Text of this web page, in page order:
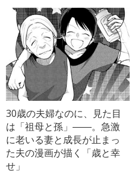
30歳の夫婦なのに、見た目
は「祖母と孫」――。急激
に老いる妻と成長が止まっ
た夫の漫画が描く「歳と幸
せ」